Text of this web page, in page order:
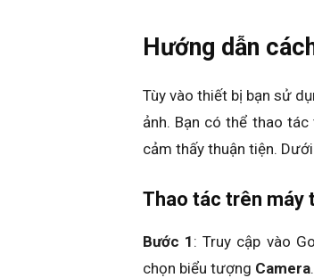
Hướng dẫn
Tùy vào thiết bị bạn sử
ảnh. Bạn có thể thao
cảm thấy thuận tiện.
Thao tác trên máy
Bước 1 : Truy cập vào
chọn biểu tượng Camera.